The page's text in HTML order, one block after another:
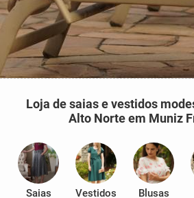
Loja de saias e vestidos
Alto Norte em Muniz
Saias Vestidos Blusas